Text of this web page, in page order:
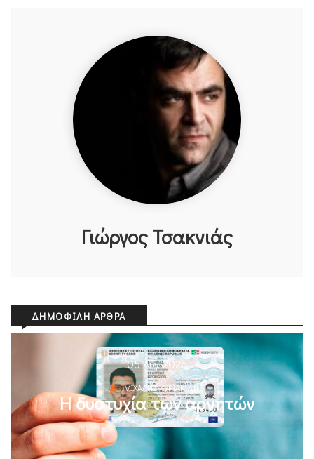
Γιώργος Τσακνιάς
ΔΗΜΟΦΙΛΉ ΆΡΘΡΑ
05 Αυγ 2026
ΜΙΧΆΛΗΣ ΚΥΡΙΑΚΊΔΗΣ
Η δυστυχία των αρνητών